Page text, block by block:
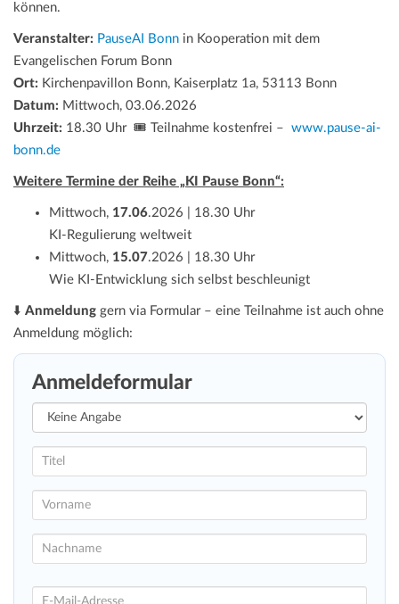
können.
Veranstalter: PauseAI Bonn in Kooperation mit dem
Evangelischen Forum Bonn
Ort: Kirchenpavillon Bonn, Kaiserplatz 1a, 53113 Bonn
Datum: Mittwoch, 03.06.2026
Uhrzeit: 18.30 Uhr 🎟️ Teilnahme kostenfrei – www.pause-ai-
bonn.de
Weitere Termine der Reihe „KI Pause Bonn“:
Mittwoch, 17.06.2026 | 18.30 Uhr
KI-Regulierung weltweit
Mittwoch, 15.07.2026 | 18.30 Uhr
Wie KI-Entwicklung sich selbst beschleunigt
⬇️ Anmeldung gern via Formular – eine Teilnahme ist auch ohne
Anmeldung möglich:
Anmeldeformular